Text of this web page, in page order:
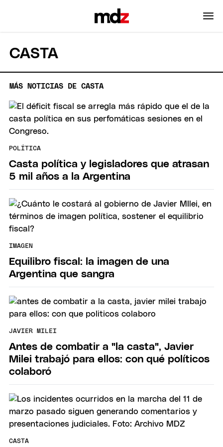
CASTA
MÁS NOTICIAS DE CASTA
POLÍTICA
Casta política y legisladores que atrasan
5 mil años a la Argentina
IMAGEN
Equilibro fiscal: la imagen de una
Argentina que sangra
JAVIER MILEI
Antes de combatir a "la casta", Javier
Milei trabajó para ellos: con qué políticos
colaboró
CASTA